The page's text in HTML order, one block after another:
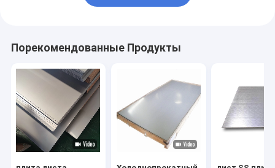
Порекомендованные Продукты